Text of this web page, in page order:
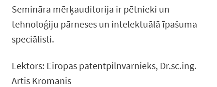
Semināra mērķauditorija ir pētnieki un
tehnoloģiju pārneses un intelektuālā īpašuma
speciālisti.
Lektors: Eiropas patentpilnvarnieks, Dr.sc.ing.
Artis Kromanis